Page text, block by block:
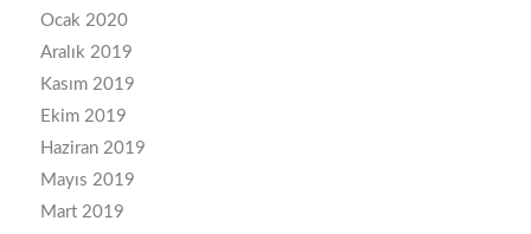
Ocak 2020
Aralık 2019
Kasım 2019
Ekim 2019
Haziran 2019
Mayıs 2019
Mart 2019